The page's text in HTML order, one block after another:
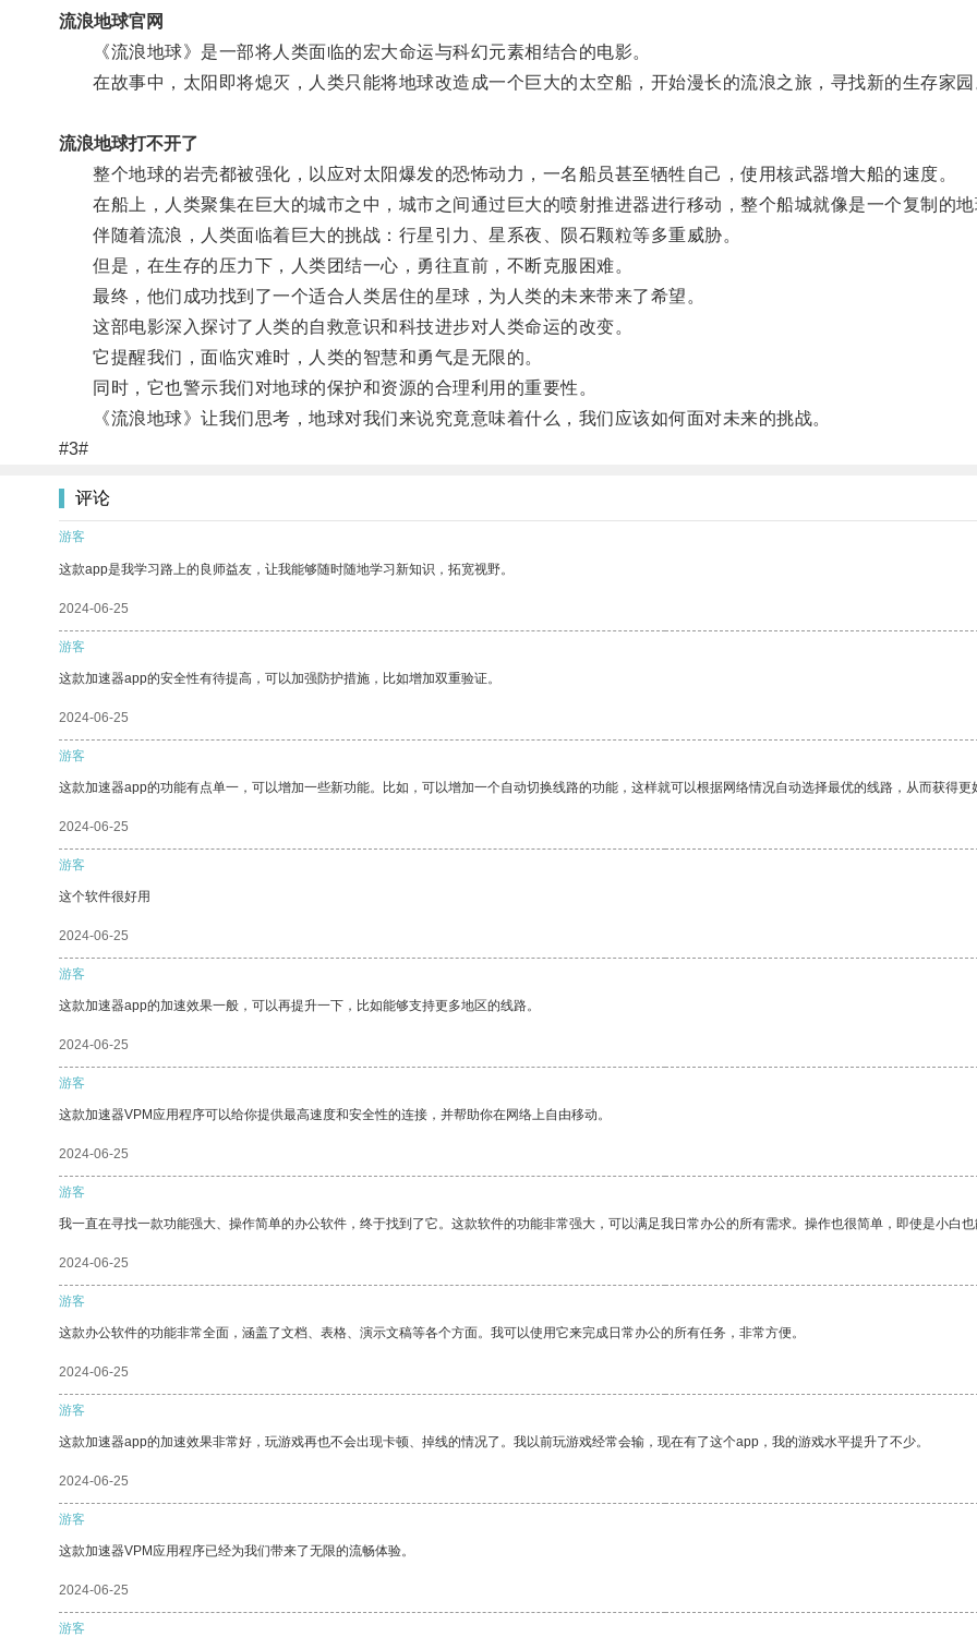
流浪地球官网
《流浪地球》是一部将人类面临的宏大命运与科幻元素相结合的电影。
在故事中，太阳即将熄灭，人类只能将地球改造成一个巨大的太空船，开始漫长的流浪之旅，寻找新的生存家园
流浪地球打不开了
整个地球的岩壳都被强化，以应对太阳爆发的恐怖动力，一名船员甚至牺牲自己，使用核武器增大船的速度。
在船上，人类聚集在巨大的城市之中，城市之间通过巨大的喷射推进器进行移动，整个船城就像是一个复制的地
伴随着流浪，人类面临着巨大的挑战：行星引力、星系夜、陨石颗粒等多重威胁。
但是，在生存的压力下，人类团结一心，勇往直前，不断克服困难。
最终，他们成功找到了一个适合人类居住的星球，为人类的未来带来了希望。
这部电影深入探讨了人类的自救意识和科技进步对人类命运的改变。
它提醒我们，面临灾难时，人类的智慧和勇气是无限的。
同时，它也警示我们对地球的保护和资源的合理利用的重要性。
《流浪地球》让我们思考，地球对我们来说究竟意味着什么，我们应该如何面对未来的挑战。
#3#
评论
游客
这款app是我学习路上的良师益友，让我能够随时随地学习新知识，拓宽视野。
2024-06-25
游客
这款加速器app的安全性有待提高，可以加强防护措施，比如增加双重验证。
2024-06-25
游客
这款加速器app的功能有点单一，可以增加一些新功能。比如，可以增加一个自动切换线路的功能，这样就可以根据网络情况自动选择最优的线路，从而获得更
2024-06-25
游客
这个软件很好用
2024-06-25
游客
这款加速器app的加速效果一般，可以再提升一下，比如能够支持更多地区的线路。
2024-06-25
游客
这款加速器VPM应用程序可以给你提供最高速度和安全性的连接，并帮助你在网络上自由移动。
2024-06-25
游客
我一直在寻找一款功能强大、操作简单的办公软件，终于找到了它。这款软件的功能非常强大，可以满足我日常办公的所有需求。操作也很简单，即使是小白也
2024-06-25
游客
这款办公软件的功能非常全面，涵盖了文档、表格、演示文稿等各个方面。我可以使用它来完成日常办公的所有任务，非常方便。
2024-06-25
游客
这款加速器app的加速效果非常好，玩游戏再也不会出现卡顿、掉线的情况了。我以前玩游戏经常会输，现在有了这个app，我的游戏水平提升了不少。
2024-06-25
游客
这款加速器VPM应用程序已经为我们带来了无限的流畅体验。
2024-06-25
游客